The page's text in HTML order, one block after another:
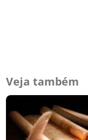
Veja também